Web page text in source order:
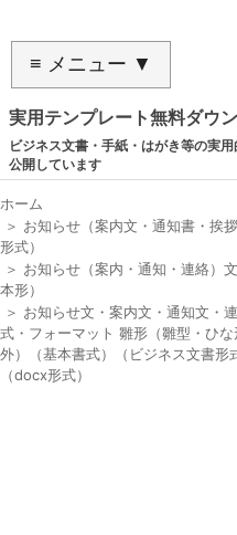
≡ メニュー ▼
実用テンプレート無料ダウ
ビジネス文書・手紙・はがき等の実
公開しています
ホーム
＞ お知らせ（案内文・通知書・挨
形式）
＞ お知らせ（案内・通知・連絡）
本形）
＞ お知らせ文・案内文・通知文・
式・フォーマット 雛形（雛型・ひ
外）（基本書式）（ビジネス文書
（docx形式）